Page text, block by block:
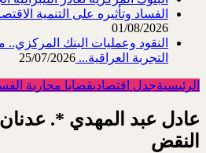
الفساد وتأثيره على التنمية
01/08/2026
النقود وعمليات البنك
التجربة العراقية... 25/07/2026
الرئيسيةجدل اقتصاديقضايا محاربة
عادل عبد المهدي *.
النقض